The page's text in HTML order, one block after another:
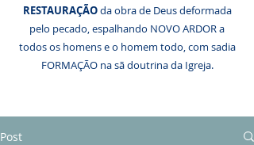
RESTAURAÇÃOda obra de Deus deformada
pelo pecado, espalhando NOVO ARDOR a
todos os homens e o homem todo, com sadia
FORMAÇÃO na sã doutrina da Igreja.
Post